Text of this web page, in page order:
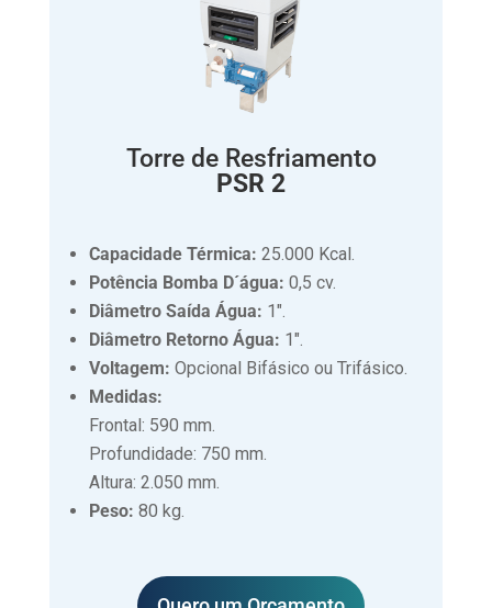
Torre de Resfriamento
PSR 2
Capacidade Térmica: 25.000 Kcal.
Potência Bomba D´água: 0,5 cv.
Diâmetro Saída Água: 1″.
Diâmetro Retorno Água: 1″.
Voltagem: Opcional Bifásico ou Trifásico.
Medidas:
Frontal: 590 mm.
Profundidade: 750 mm.
Altura: 2.050 mm.
Peso: 80 kg.